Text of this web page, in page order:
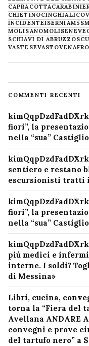
CAPRACOTTA
CHIETINOCINGHIALI
INCIDENTEISERNIAM5S
MOLISANOMOLISENEVE
SCHIAVI DI ABRUZZO
VASTESEVASTOVENAFRO
COMMENTI RECENTI
fiori”, la
nella “sua”
sentiero e restano
escursionisti tratti
fiori”, la
nella “sua”
più medici e
interne. I soldi?
di Messina»
Libri, cucina,
torna la “Fiera del
Avellana ANDARE
convegni e prove
del tartufo nero” a